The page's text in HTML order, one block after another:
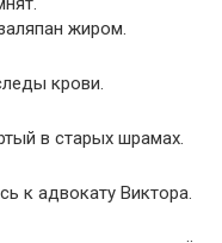
жиром.
крови.
в старых шрамах.
к адвокату Виктора.